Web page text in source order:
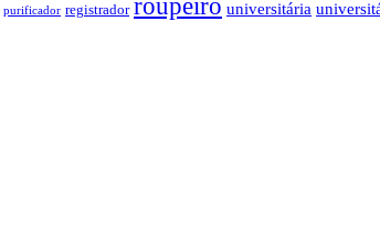
purificador registrador roupeiro universitária